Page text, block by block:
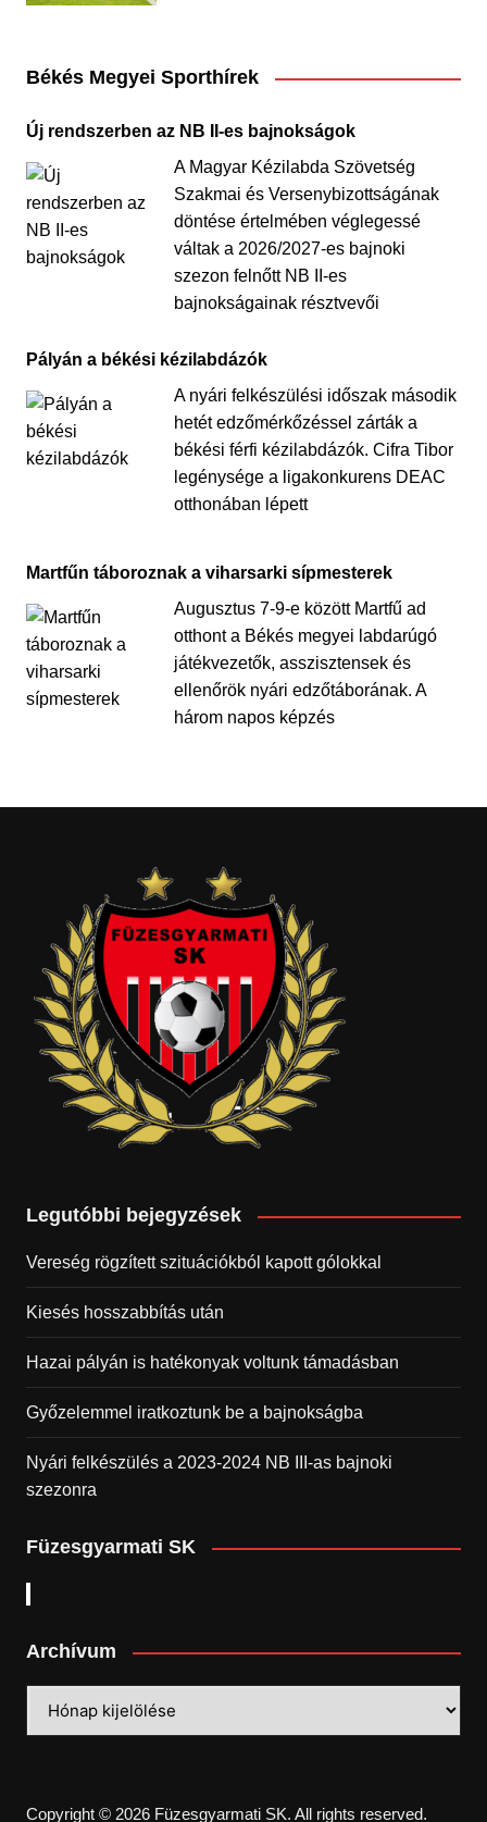
Békés Megyei Sporthírek
Új rendszerben az NB II-es bajnokságok
A Magyar Kézilabda Szövetség
Szakmai és Versenybizottságának
döntése értelmében véglegessé
váltak a 2026/2027-es bajnoki
szezon felnőtt NB II-es
bajnokságainak résztvevői
Pályán a békési kézilabdázók
A nyári felkészülési időszak második
hetét edzőmérkőzéssel zárták a
békési férfi kézilabdázók. Cifra Tibor
legénysége a ligakonkurens DEAC
otthonában lépett
Martfűn táboroznak a viharsarki sípmesterek
Augusztus 7-9-e között Martfű ad
otthont a Békés megyei labdarúgó
játékvezetők, asszisztensek és
ellenőrök nyári edzőtáborának. A
három napos képzés
Legutóbbi bejegyzések
Vereség rögzített szituációkból kapott gólokkal
Kiesés hosszabbítás után
Hazai pályán is hatékonyak voltunk támadásban
Győzelemmel iratkoztunk be a bajnokságba
Nyári felkészülés a 2023-2024 NB III-as bajnoki
szezonra
Füzesgyarmati SK
Archívum
Copyright © 2026 Füzesgyarmati SK. All rights reserved.